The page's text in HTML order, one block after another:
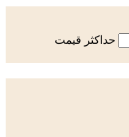
حداكثر قيمت